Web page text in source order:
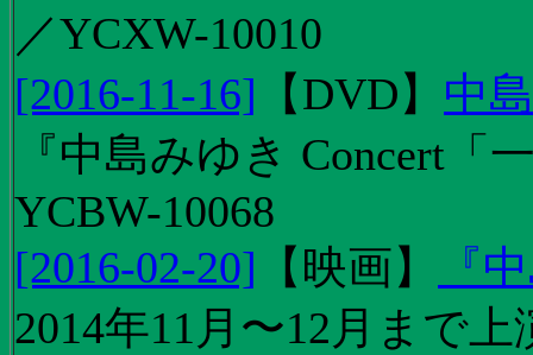
／YCXW-10010
[2016-11-16] 【DVD】 中
『中島みゆき Concert
YCBW-10068
[2016-02-20] 【 映画】
『
2014年11月〜12月まで